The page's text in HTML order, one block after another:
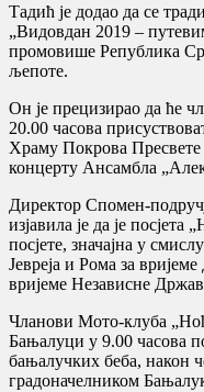
Tадић је додао да се
„Видовдан 2019 –
промовише Република
љепоте.
Он је прецизирао да ће
20.00 часова
Храму Покрова
концерту Ансамбла
Директор Спомен-
изјавила је да је
посјете, значајна у
Јевреја и Рома за
вријеме Независне
Чланови Мото-клуба
Бањалуци у 9.00 часова
бањалучких беба, након
градоначелником